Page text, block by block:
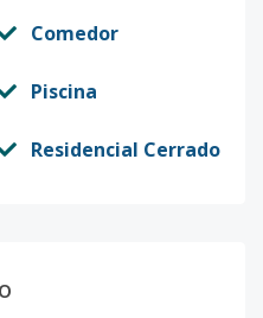
Comedor
Piscina
Residencial Cerrado